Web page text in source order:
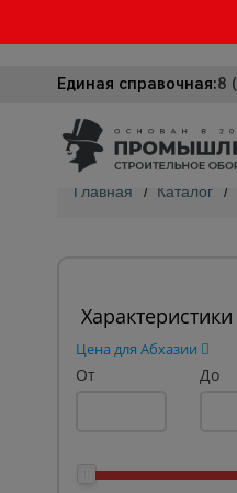
Единая справочная:8
Главная / Каталог /
Характеристики
Цена для Абхазии
От До